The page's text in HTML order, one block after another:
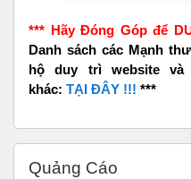
*** Hãy Đóng Góp để
Danh sách các Mạnh
hộ duy trì website
khác: TẠI ĐÂY !!! ***
Quảng Cáo